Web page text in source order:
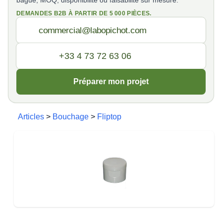
DEMANDES B2B À PARTIR DE 5 000 PIÈCES.
Préparer mon projet
Articles > Bouchage > Fliptop